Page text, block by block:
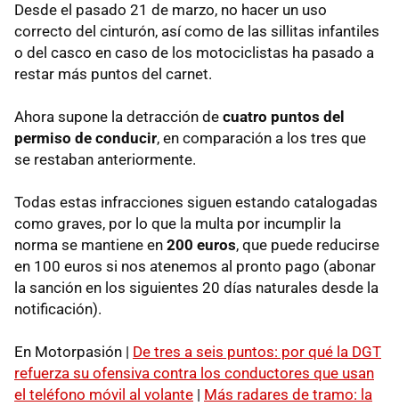
Desde el pasado 21 de marzo, no hacer un uso
correcto del cinturón, así como de las sillitas infantiles
o del casco en caso de los motociclistas ha pasado a
restar más puntos del carnet.
Ahora supone la detracción de cuatro puntos del
permiso de conducir, en comparación a los tres que
se restaban anteriormente.
Todas estas infracciones siguen estando catalogadas
como graves, por lo que la multa por incumplir la
norma se mantiene en 200 euros, que puede reducirse
en 100 euros si nos atenemos al pronto pago (abonar
la sanción en los siguientes 20 días naturales desde la
notificación).
En Motorpasión | De tres a seis puntos: por qué la DGT
refuerza su ofensiva contra los conductores que usan
el teléfono móvil al volante | Más radares de tramo: la